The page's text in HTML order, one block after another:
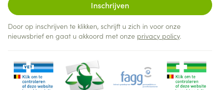
Inschrijven
Door op inschrijven te klikken, schrijft u zich in voor onze
nieuwsbrief en gaat u akkoord met onze privacy policy.